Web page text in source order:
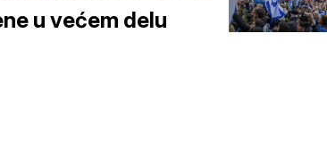
u većem delu